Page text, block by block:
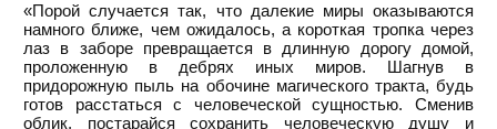
«Порой случается так, что далекие миры оказываются
намного ближе, чем ожидалось, а короткая тропка через
лаз в заборе превращается в длинную дорогу домой,
проложенную в дебрях иных миров. Шагнув в
придорожную пыль на обочине магического тракта, будь
готов расстаться с человеческой сущностью. Сменив
облик, постарайся сохранить человеческую душу и